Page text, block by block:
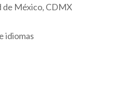
de México, CDMX
idiomas